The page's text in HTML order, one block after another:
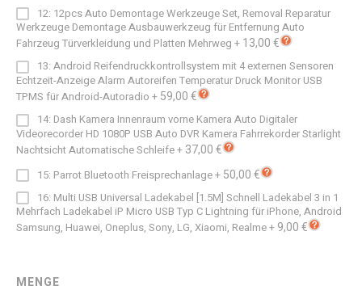
12: 12pcs Auto Demontage Werkzeuge Set, Removal Reparatur
Werkzeuge Demontage Ausbauwerkzeug für Entfernung Auto
Fahrzeug Türverkleidung und Platten Mehrweg + 13,00 €
13: Android Reifendruckkontrollsystem mit 4 externen Sensoren
Echtzeit-Anzeige Alarm Autoreifen Temperatur Druck Monitor USB
TPMS für Android-Autoradio + 59,00 €
14: Dash Kamera Innenraum vorne Kamera Auto Digitaler
Videorecorder HD 1080P USB Auto DVR Kamera Fahrrekorder Starlight
Nachtsicht Automatische Schleife+ 37,00 €
15: Parrot Bluetooth Freisprechanlage+ 50,00 €
16: Multi USB Universal Ladekabel [1.5M] Schnell Ladekabel 3 in 1
Mehrfach Ladekabel iP Micro USB Typ C Lightning für iPhone, Android
Samsung, Huawei, Oneplus, Sony, LG, Xiaomi, Realme+ 9,00 €
MENGE